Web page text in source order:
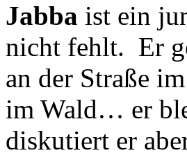
Jabba ist ein
nicht fehlt. Er
an der Straße
im Wald… er
diskutiert er